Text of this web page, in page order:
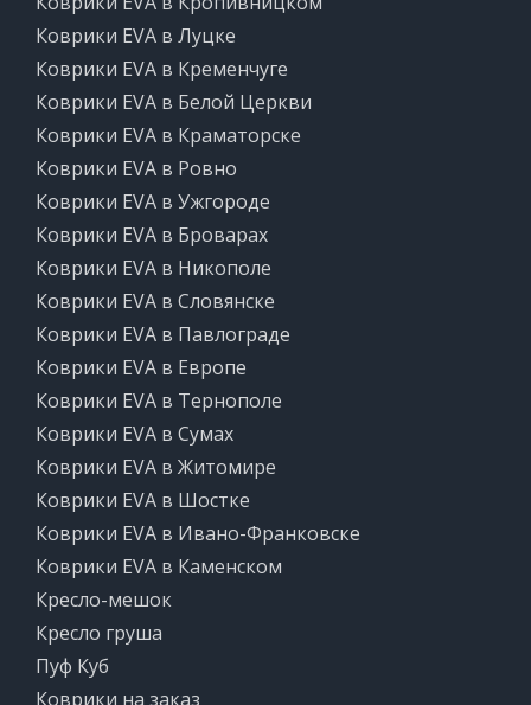
Коврики EVA в Луцке
Коврики EVA в Кременчуге
Коврики EVA в Белой Церкви
Коврики EVA в Краматорске
Коврики EVA в Ровно
Коврики EVA в Ужгороде
Коврики EVA в Броварах
Коврики EVA в Никополе
Коврики EVA в Словянске
Коврики EVA в Павлограде
Коврики EVA в Европе
Коврики EVA в Тернополе
Коврики EVA в Сумах
Коврики EVA в Житомире
Коврики EVA в Шостке
Коврики EVA в Ивано-Франковске
Коврики EVA в Каменском
Кресло-мешок
Кресло груша
Пуф Куб
Коврики на заказ